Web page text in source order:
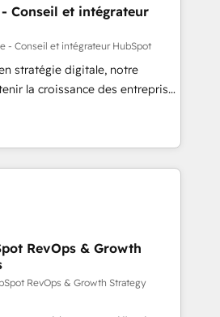
- Stratégie RevOps &
/ Sales - Data, reporting &
audit &
métiers (ERP, téléphonie,
& accompagnement au
en France et à l'international,
: SaaS, immobilier,
Conseil et intégrateur
- Conseil et intégrateur HubSpot
stratégie digitale, notre
la croissance des entreprises
de nouveaux clients,
développement des revenus
En France et à
avec des ETI
digitale et des
et de méthodologie RevOps
marketing, commerciales et
synchronisation API,
RevOps & Growth
RevOps & Growth Strategy